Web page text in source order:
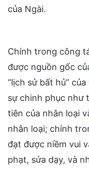
của Ngài.
Chính trong công
được nguồn gốc
“lịch sử bất hủ”
sự chinh phục như
tiên của nhân loại
nhân loại; chính
đạt được niềm vui
phạt, sửa dạy, và